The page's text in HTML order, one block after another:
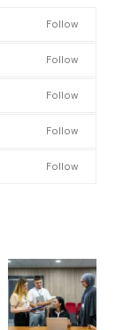
Follow
Follow
Follow
Follow
Follow